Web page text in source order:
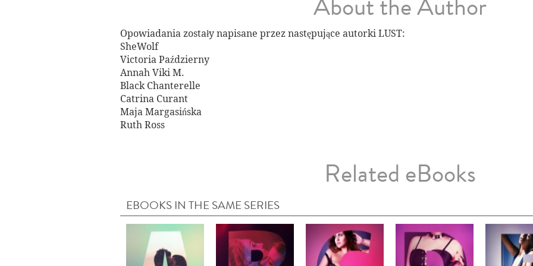
About the Author
Opowiadania zostały napisane przez następujące autorki LUST:
SheWolf
Victoria Październy
Annah Viki M.
Black Chanterelle
Catrina Curant
Maja Margasińska
Ruth Ross
Related eBooks
EBOOKS IN THE SAME SERIES